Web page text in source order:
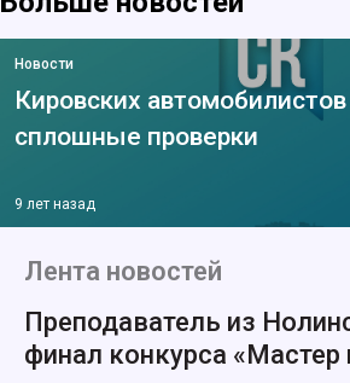
Новости
Кировских
сплошные проверки
9 лет назад
Лента новостей
Преподаватель из
финал конкурса «Мастер